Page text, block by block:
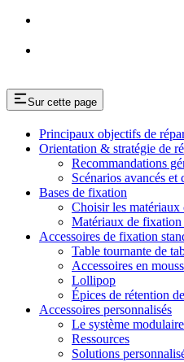
Sur cette page
Principaux objectifs de
Orientation & stratégie de
Recommandations
Scénarios avancés et
Bases de fixation
Choisir les matériaux
Matériaux de fixation
Accessoires de fixation
Table tournante de
Accessoires en
Lollipop
Épices de rétention
Accessoires personnalisés
Le système
Ressources
Solutions